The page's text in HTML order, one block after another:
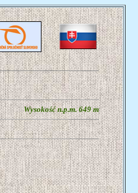
Wysokość n.p.m. 649 m